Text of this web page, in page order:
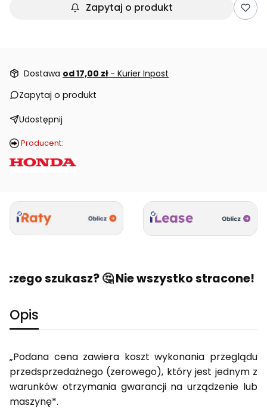
Zapytaj o produkt
Dostawa od 17,00 zł - Kurier Inpost
Zapytaj o produkt
Udostępnij
Producent:
szukasz? 🤔 Nie wszystko stracone! 🙂
Opis
„Podana cena zawiera koszt wykonania przeglądu
przedsprzedażnego (zerowego), który jest jednym z
warunków otrzymania gwarancji na urządzenie lub
maszynę*.